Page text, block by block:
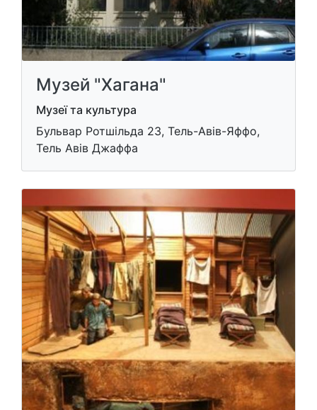
Музей "Хагана"
Музеї та культура
Бульвар Ротшільда 23, Тель-Авів-Яффо,
Тель Авів Джаффа